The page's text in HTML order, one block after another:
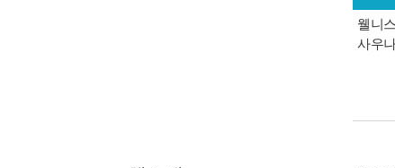
웰니
사우